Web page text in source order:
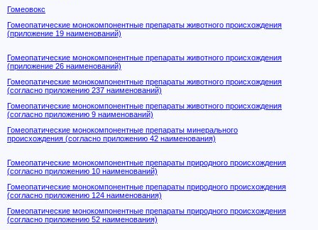
Гомеовокс
Гомеопатические монокомпонентные препараты животного происхождения
(приложение 19 наименований)
Гомеопатические монокомпонентные препараты животного происхождения
(приложение 26 наименований)
Гомеопатические монокомпонентные препараты животного происхождения
(согласно приложению 237 наименований)
Гомеопатические монокомпонентные препараты животного происхождения
(согласно приложению 9 наименований)
Гомеопатические монокомпонентные препараты минерального
происхождения (согласно приложению 42 наименования)
Гомеопатические монокомпонентные препараты природного происхождения
(согласно приложению 10 наименований)
Гомеопатические монокомпонентные препараты природного происхождения
(согласно приложению 124 наименования)
Гомеопатические монокомпонентные препараты природного происхождения
(согласно приложению 52 наименования)